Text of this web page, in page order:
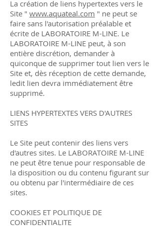
La création de liens hypertextes vers le
Site " www.aquateal.com " ne peut se
faire sans l'autorisation préalable et
écrite de LABORATOIRE M-LINE. Le
LABORATOIRE M-LINE peut, à son
entière discrétion, demander à
quiconque de supprimer tout lien vers le
Site et, dès réception de cette demande,
ledit lien devra immédiatement être
supprimé.
LIENS HYPERTEXTES VERS D'AUTRES
SITES
Le Site peut contenir des liens vers
d'autres sites. Le LABORATOIRE M-LINE
ne peut être tenue pour responsable de
la disposition ou du contenu figurant sur
ou obtenu par l'intermédiaire de ces
sites.
COOKIES ET POLITIQUE DE
CONFIDENTIALITE